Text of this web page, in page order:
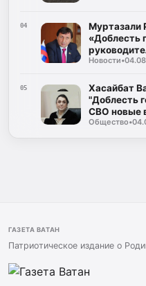
04
Муртазали
«Доблесть
Новости•
05
Хасайбат
"Доблесть
СВО новые
Дагестану»
Общество•
ГАЗЕТА ВАТАН
Патриотическое издание о